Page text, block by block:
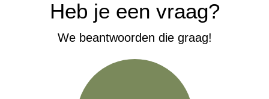
Heb je een vraag?
We beantwoorden die graag!